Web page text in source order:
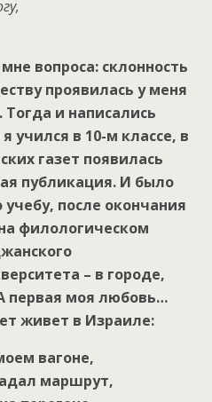
вопроса: склонность
проявилась у меня
и написались
учился в 10-м классе, в
газет появилась
публикация. И было
после окончания
филологическом
– в городе,
первая моя любовь…
живет в Израиле:
вагоне,
маршрут,